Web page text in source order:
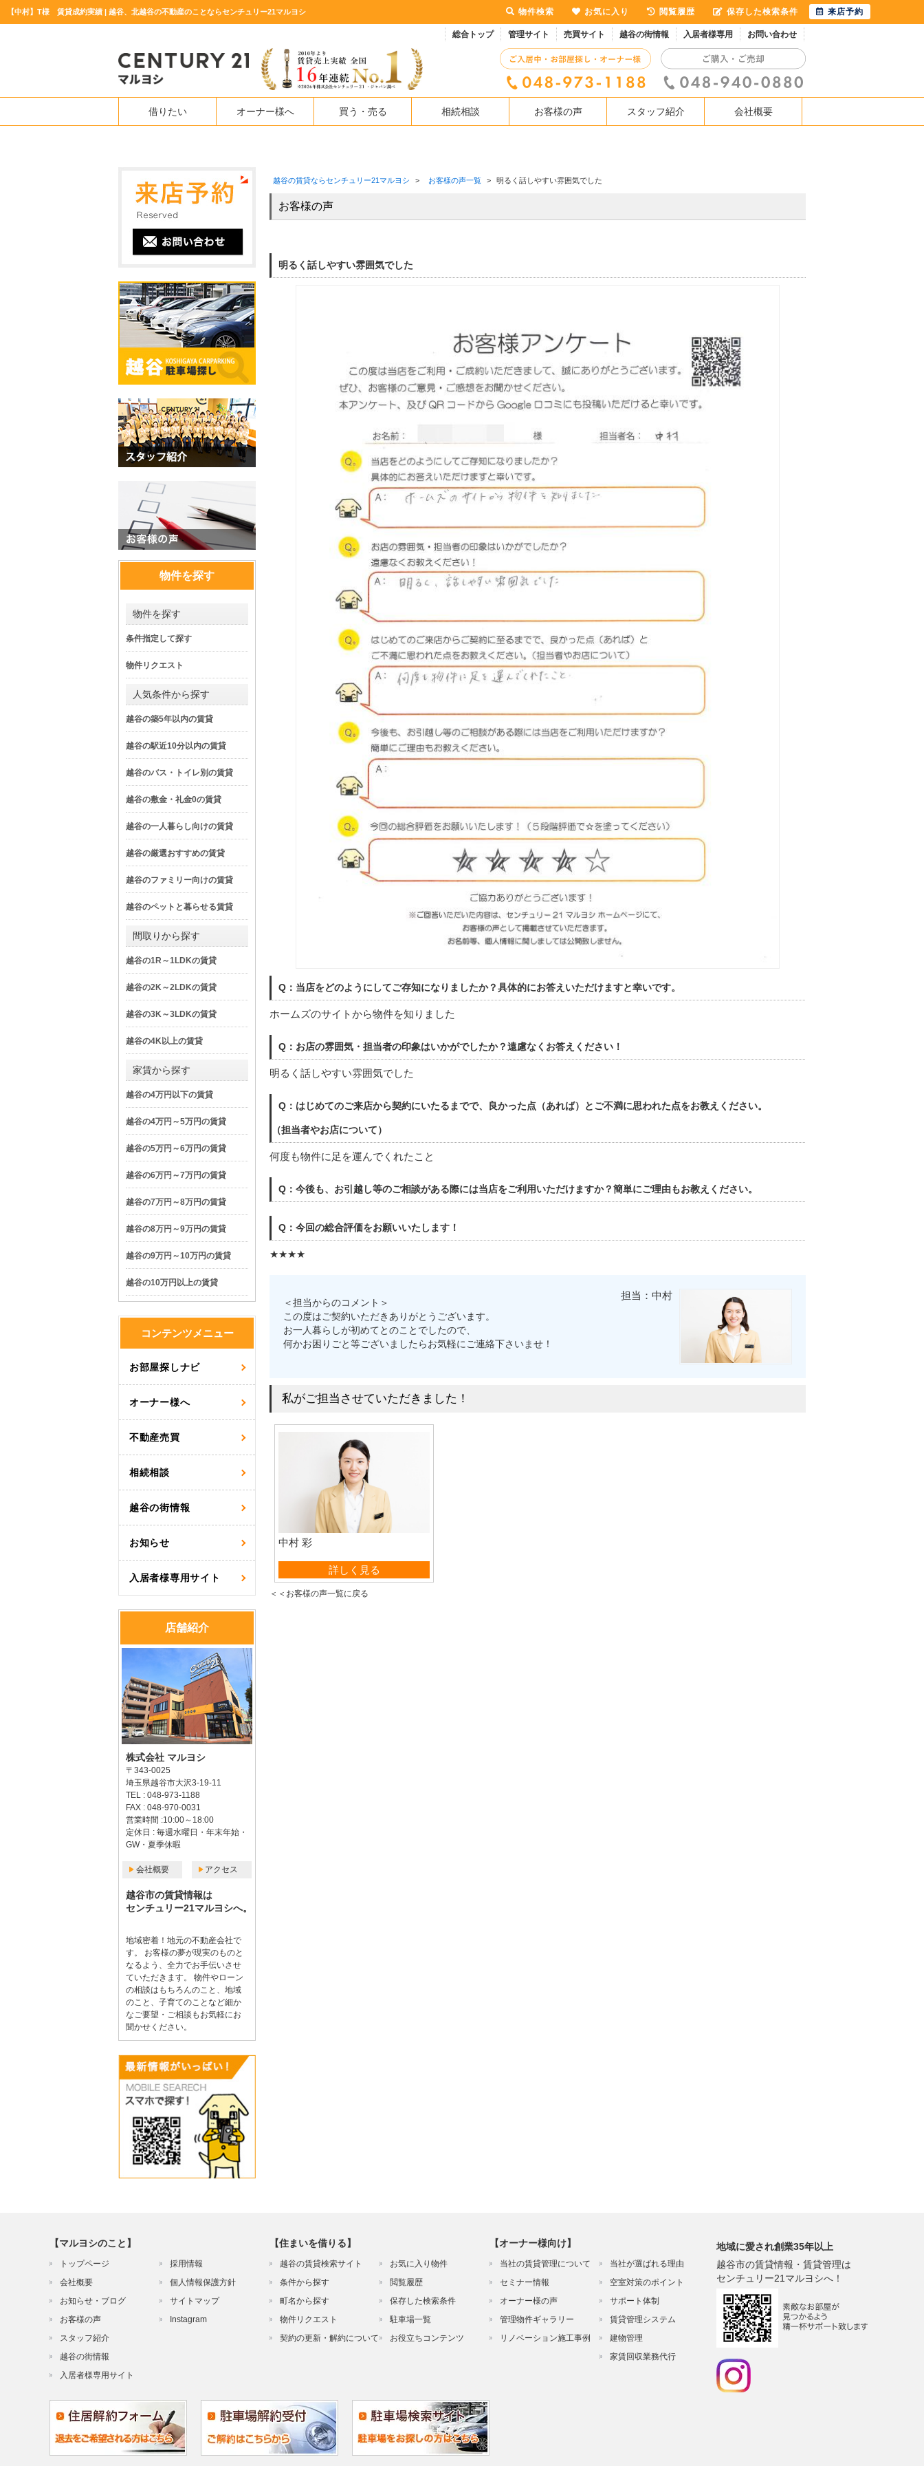
【中村】T様 賃貸成約実績 | 越谷、北越谷の不動産のことならセンチュリー21マルヨシ
総合トップ 管理サイト 売買サイト 越谷の街情報 入居者様専用 お問い合わせ
借りたい オーナー様へ 買う・売る 相続相談 お客様の声 スタッフ紹介 会社概要
越谷の賃貸ならセンチュリー21マルヨシ > お客様の声一覧 > 明るく話しやすい雰囲気でした
お客様の声
明るく話しやすい雰囲気でした
Q：当店をどのようにしてご存知になりましたか？具体的にお答えいただけますと幸いです。
ホームズのサイトから物件を知りました
Q：お店の雰囲気・担当者の印象はいかがでしたか？遠慮なくお答えください！
明るく話しやすい雰囲気でした
Q：はじめてのご来店から契約にいたるまでで、良かった点（あれば）とご不満に思われた点をお教えください。
（担当者やお店について）
何度も物件に足を運んでくれたこと
Q：今後も、お引越し等のご相談がある際には当店をご利用いただけますか？簡単にご理由もお教えください。
Q：今回の総合評価をお願いいたします！
★★★★
＜担当からのコメント＞
この度はご契約いただきありがとうございます。
お一人暮らしが初めてとのことでしたので、
何かお困りごと等ございましたらお気軽にご連絡下さいませ！
担当：中村
私がご担当させていただきました！
中村 彩
売買営業部 事務詳しく見る
＜＜お客様の声一覧に戻る
物件を探す
物件を探す
条件指定して探す
物件リクエスト
人気条件から探す
越谷の築5年以内の賃貸
越谷の駅近10分以内の賃貸
越谷のバス・トイレ別の賃貸
越谷の敷金・礼金0の賃貸
越谷の一人暮らし向けの賃貸
越谷の厳選おすすめの賃貸
越谷のファミリー向けの賃貸
越谷のペットと暮らせる賃貸
間取りから探す
越谷の1R～1LDKの賃貸
越谷の2K～2LDKの賃貸
越谷の3K～3LDKの賃貸
越谷の4K以上の賃貸
家賃から探す
越谷の4万円以下の賃貸
越谷の4万円～5万円の賃貸
越谷の5万円～6万円の賃貸
越谷の6万円～7万円の賃貸
越谷の7万円～8万円の賃貸
越谷の8万円～9万円の賃貸
越谷の9万円～10万円の賃貸
越谷の10万円以上の賃貸
コンテンツメニュー
お部屋探しナビ
オーナー様へ
不動産売買
相続相談
越谷の街情報
お知らせ
入居者様専用サイト
店舗紹介
株式会社 マルヨシ
〒343-0025
埼玉県越谷市大沢3-19-11
TEL : 048-973-1188
FAX : 048-970-0031
営業時間 :10:00～18:00
定休日 : 毎週水曜日・年末年始・
GW・夏季休暇
会社概要 アクセス
越谷市の賃貸情報は
センチュリー21マルヨシへ。
地域密着！地元の不動産会社で
す。 お客様の夢が現実のものと
なるよう、全力でお手伝いさせ
ていただきます。 物件やローン
の相談はもちろんのこと、地域
のこと、子育てのことなど細か
なご要望・ご相談もお気軽にお
聞かせください。
【マルヨシのこと】
トップページ
会社概要
お知らせ・ブログ
お客様の声
スタッフ紹介
越谷の街情報
入居者様専用サイト
採用情報
個人情報保護方針
サイトマップ
Instagram
【住まいを借りる】
越谷の賃貸検索サイト
条件から探す
町名から探す
物件リクエスト
契約の更新・解約について
お気に入り物件
閲覧履歴
保存した検索条件
駐車場一覧
お役立ちコンテンツ
【オーナー様向け】
当社の賃貸管理について
セミナー情報
オーナー様の声
管理物件ギャラリー
リノベーション施工事例
当社が選ばれる理由
空室対策のポイント
サポート体制
賃貸管理システム
建物管理
家賃回収業務代行
地域に愛され創業35年以上
越谷市の賃貸情報・賃貸管理は
センチュリー21マルヨシへ！
物件検索 お気に入り 閲覧履歴 保存した検索条件 来店予約